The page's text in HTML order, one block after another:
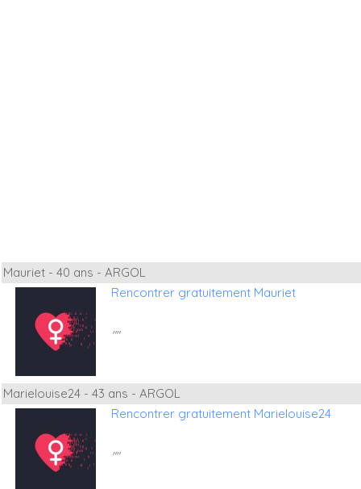
Mauriet - 40 ans - ARGOL
Rencontrer gratuitement Mauriet
""
Marielouise24 - 43 ans - ARGOL
Rencontrer gratuitement Marielouise24
""